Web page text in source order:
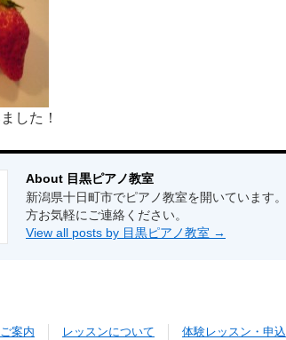
した！
About 目黒ピアノ教室
新潟県十日町市でピアノ教室を開いています
方お気軽にご連絡ください。
View all posts by 目黒ピアノ教室 →
案内 レッスンについて 体験レッスン・申